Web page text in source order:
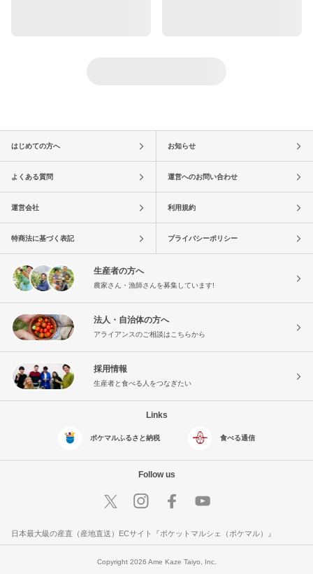
はじめての方へ お知らせ
よくある質問 運営へのお問い合わせ
運営会社 利用規約
特商法に基づく表記 プライバシーポリシー
生産者の方へ
農家さん・漁師さんを募集しています!
法人・自治体の方へ
アライアンスのご相談はこちらから
採用情報
生産者と食べる人をつなぎたい
Links
ポケマルふるさと納税 食べる通信
Follow us
日本最大級の産直（産地直送）ECサイト『ポケットマルシェ（ポケマル）』
Copyright 2026 Ame Kaze Taiyo, Inc.